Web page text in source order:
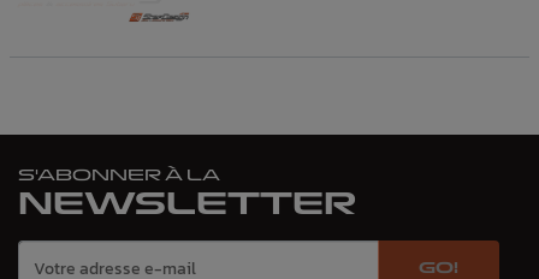
S'ABONNER À LA
NEWSLETTER
GO!